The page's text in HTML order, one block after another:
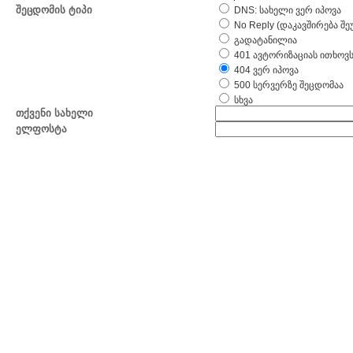
შეცდომის ტიპი
DNS: სახელი ვერ იპოვა
No Reply (დაკავშირება
გადატანილია
401 ავტორიზაციას ითხოვს
404 ვერ იპოვა
500 სერვერზე შეცდომაა
სხვა
თქვენი სახელი
ელფოსტა